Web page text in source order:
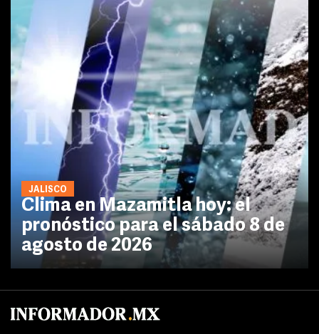
JALISCO
Clima en Mazamitla hoy: el
pronóstico para el sábado 8 de
agosto de 2026